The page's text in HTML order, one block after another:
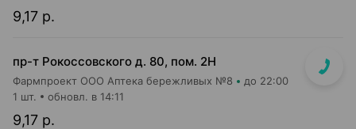
9,17 р.
пр-т Рокоссовского д. 80, пом. 2Н
Фармпроект ООО Аптека бережливых №8 до 22:00
9,17 р.
1 шт. обновл. в 14:11